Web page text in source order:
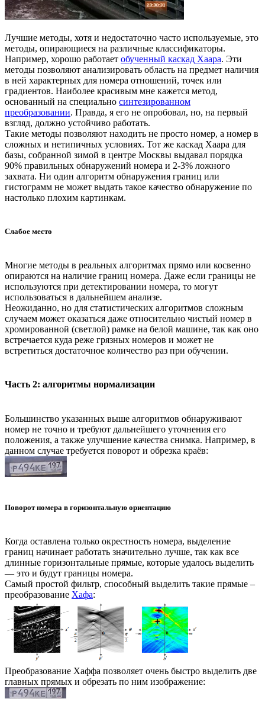
Лучшие методы, хотя и недостаточно часто используемые, это
методы, опирающиеся на различные классификаторы.
Например, хорошо работает обученный каскад Хаара. Эти
методы позволяют анализировать область на предмет наличия
в ней характерных для номера отношений, точек или
градиентов. Наиболее красивым мне кажется метод,
основанный на специально синтезированном
преобразовании. Правда, я его не опробовал, но, на первый
взгляд, должно устойчиво работать.
Такие методы позволяют находить не просто номер, а номер в
сложных и нетипичных условиях. Тот же каскад Хаара для
базы, собранной зимой в центре Москвы выдавал порядка
90% правильных обнаружений номера и 2-3% ложного
захвата. Ни один алгоритм обнаружения границ или
гистограмм не может выдать такое качество обнаружение по
настолько плохим картинкам.
Слабое место
Многие методы в реальных алгоритмах прямо или косвенно
опираются на наличие границ номера. Даже если границы не
используются при детектировании номера, то могут
использоваться в дальнейшем анализе.
Неожиданно, но для статистических алгоритмов сложным
случаем может оказаться даже относительно чистый номер в
хромированной (светлой) рамке на белой машине, так как оно
встречается куда реже грязных номеров и может не
встретиться достаточное количество раз при обучении.
Часть 2: алгоритмы нормализации
Большинство указанных выше алгоритмов обнаруживают
номер не точно и требуют дальнейшего уточнения его
положения, а также улучшение качества снимка. Например, в
данном случае требуется поворот и обрезка краёв:
Поворот номера в горизонтальную ориентацию
Когда оставлена только окрестность номера, выделение
границ начинает работать значительно лучше, так как все
длинные горизонтальные прямые, которые удалось выделить
— это и будут границы номера.
Самый простой фильтр, способный выделить такие прямые –
преобразование Хафа:
Преобразование Хаффа позволяет очень быстро выделить две
главных прямых и обрезать по ним изображение: